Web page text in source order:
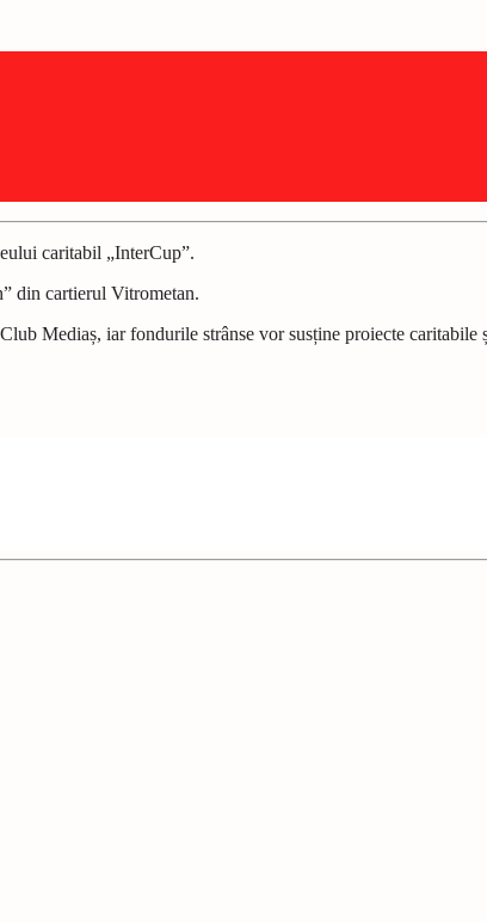
caritabil „InterCup”.
din cartierul Vitrometan.
Mediaș, iar fondurile strânse vor susține proiecte